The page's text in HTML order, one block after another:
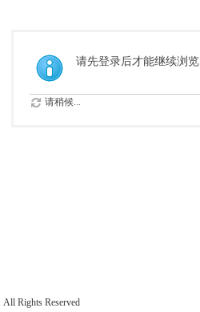
请先登录后才能继续浏览
请稍候...
All Rights Reserved